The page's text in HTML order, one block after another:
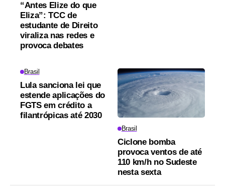
“Antes Elize do que
Eliza”: TCC de
estudante de Direito
viraliza nas redes e
provoca debates
Brasil
Lula sanciona lei que
estende aplicações do
FGTS em crédito a
filantrópicas até 2030
Brasil
Ciclone bomba
provoca ventos de até
110 km/h no Sudeste
nesta sexta